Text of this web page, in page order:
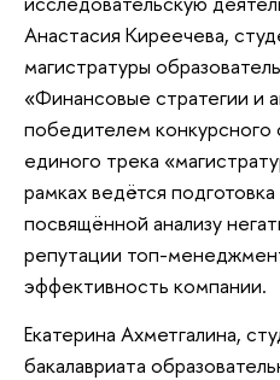
Анастасия Киреечева,
магистратуры
«Финансовые стратегии и
победителем конкурсного
единого трека
рамках ведётся
посвящённой анализу
репутации топ-
эффективность компании.
Екатерина Ахметгалина,
бакалавриата